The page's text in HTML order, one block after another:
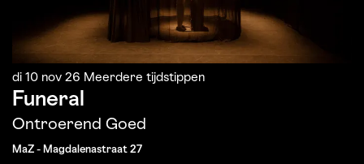
Funeral
Ontroerend Goed
di 10 nov 26 Meerdere tijdstippen
MaZ - Magdalenastraat 27